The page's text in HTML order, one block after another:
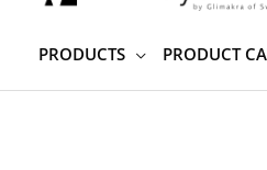
PRODUCTS PRODUCT